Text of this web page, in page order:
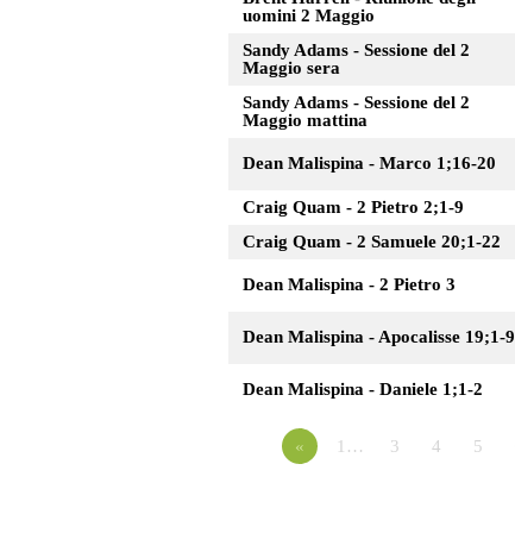
uomini 2 Maggio
Sandy Adams - Sessione del 2
Maggio sera
Sandy Adams - Sessione del 2
Maggio mattina
Dean Malispina - Marco 1;16-20
Craig Quam - 2 Pietro 2;1-9
Craig Quam - 2 Samuele 20;1-22
Dean Malispina - 2 Pietro 3
Dean Malispina - Apocalisse 19;1-9
Dean Malispina - Daniele 1;1-2
« 1… 3 4 5